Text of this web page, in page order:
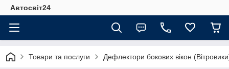
Автосвіт24
Товари та послуги Дефлектори бокових вікон